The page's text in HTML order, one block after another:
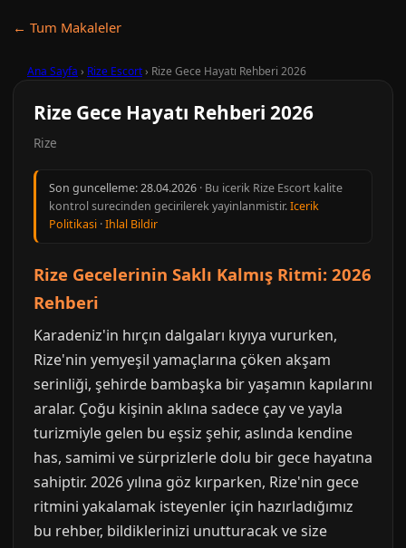
← Tum Makaleler
Ana Sayfa › Rize Escort› Rize Gece Hayatı Rehberi 2026
Rize Gece Hayatı Rehberi 2026
Rize
Son guncelleme:28.04.2026 · Bu icerik Rize Escort kalite
kontrol surecinden gecirilerek yayinlanmistir.Icerik
Politikasi ·Ihlal Bildir
Rize Gecelerinin Saklı Kalmış Ritmi: 2026
Rehberi
Karadeniz'in hırçın dalgaları kıyıya vururken,
Rize'nin yemyeşil yamaçlarına çöken akşam
serinliği, şehirde bambaşka bir yaşamın kapılarını
aralar. Çoğu kişinin aklına sadece çay ve yayla
turizmiyle gelen bu eşsiz şehir, aslında kendine
has, samimi ve sürprizlerle dolu bir gece hayatına
sahiptir. 2026 yılına göz kırparken, Rize'nin gece
ritmini yakalamak isteyenler için hazırladığımız
bu rehber, bildiklerinizi unutturacak ve size